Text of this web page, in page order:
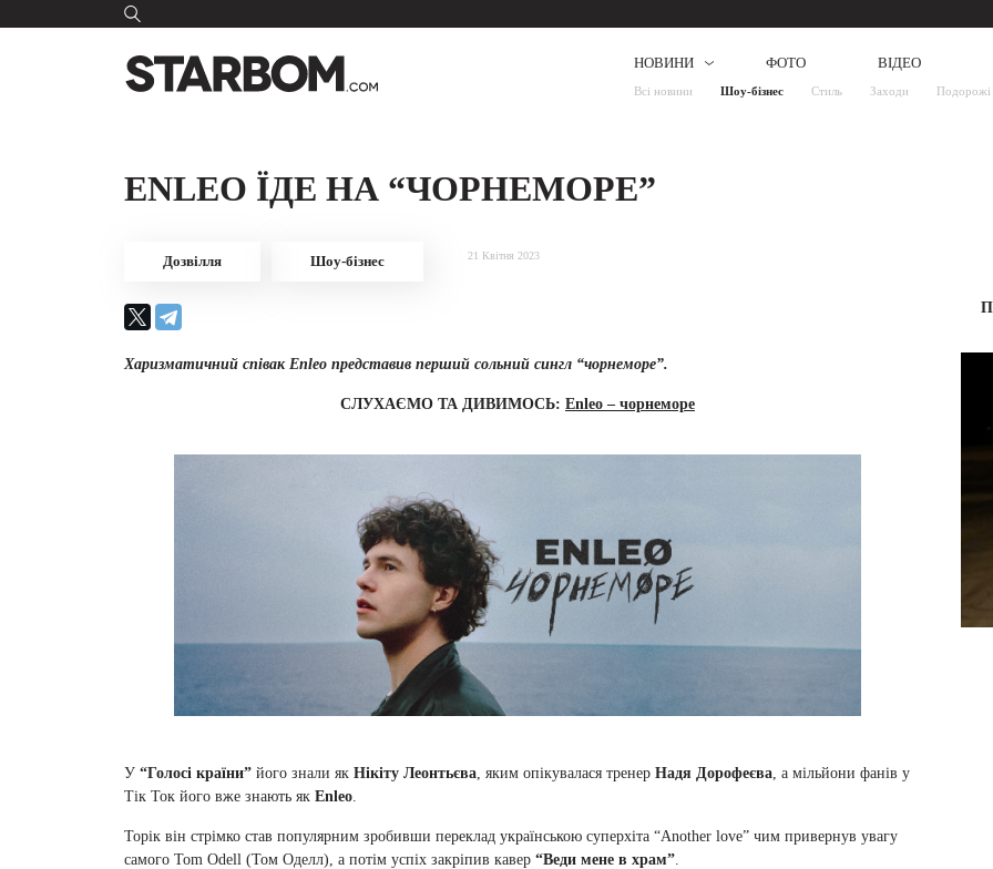
НОВИНИ
Всі новини Шоу-бізнес Стиль Заходи Подорожі
ФОТО ВІДЕО
ENLEO ЇДЕ НА “ЧОРНЕМОРЕ”
Дозвілля Шоу-бізнес 21 Квітня 2023
Харизматичний співак Enleo представив перший сольний сингл “чорнеморе”.
СЛУХАЄМО ТА ДИВИМОСЬ: Enleo – чорнеморе
У “Голосі країни” його знали як Нікіту Леонтьєва, яким опікувалася тренер Надя Дорофеєва, а мільйони фанів у
Тік Ток його вже знають як Enleo.
Торік він стрімко став популярним зробивши переклад українською суперхіта “Another love” чим привернув увагу
самого Tom Odell (Том Оделл), а потім успіх закріпив кавер “Веди мене в храм”.